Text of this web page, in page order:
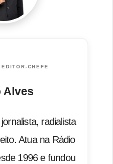
CHEFE
Alves
radialista
Atua na Rádio
1996 e fundou